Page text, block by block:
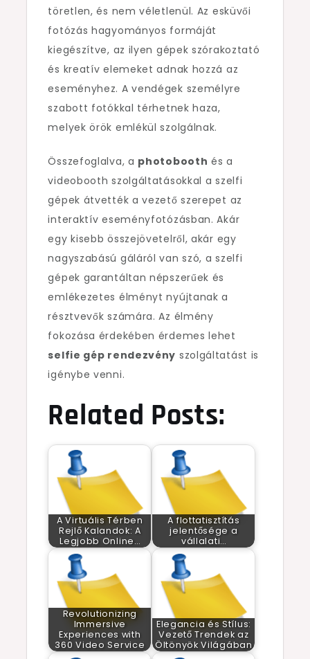
töretlen, és nem véletlenül. Az esküvői
fotózás hagyományos formáját
kiegészítve, az ilyen gépek szórakoztató
és kreatív elemeket adnak hozzá az
eseményhez. A vendégek személyre
szabott fotókkal térhetnek haza,
melyek örök emlékül szolgálnak.
Összefoglalva, a photobooth és a
videobooth szolgáltatásokkal a szelfi
gépek átvették a vezető szerepet az
interaktív eseményfotózásban. Akár
egy kisebb összejövetelről, akár egy
nagyszabású gáláról van szó, a szelfi
gépek garantáltan népszerűek és
emlékezetes élményt nyújtanak a
résztvevők számára. Az élmény
fokozása érdekében érdemes lehet
selfie gép rendezvény szolgáltatást is
igénybe venni.
Related Posts:
A Virtuális Térben
Rejlő Kalandok: A
Legjobb Online…
A flottatisztítás
jelentősége a
vállalati…
Revolutionizing
Immersive
Experiences with
360 Video Service
Elegancia és Stílus:
Vezető Trendek az
Öltönyök Világában